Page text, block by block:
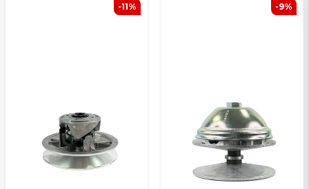
-11% -9%